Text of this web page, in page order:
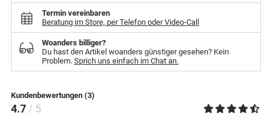
Termin vereinbaren
Beratung im Store, per Telefon oder Video-Call
Woanders billiger?
Du hast den Artikel woanders günstiger gesehen? Kein
Problem. Sprich uns einfach im Chat an.
Kundenbewertungen (3)
4.7 / 5